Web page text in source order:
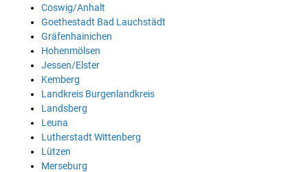
Coswig/Anhalt
Goethestadt Bad Lauchstädt
Gräfenhainichen
Hohenmölsen
Jessen/Elster
Kemberg
Landkreis Burgenlandkreis
Landsberg
Leuna
Lutherstadt Wittenberg
Lützen
Merseburg